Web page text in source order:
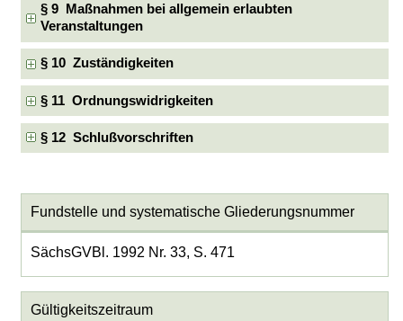
§ 9 Maßnahmen bei allgemein erlaubten
Veranstaltungen
§ 10 Zuständigkeiten
§ 11 Ordnungswidrigkeiten
§ 12 Schlußvorschriften
Fundstelle und systematische Gliederungsnummer
SächsGVBl. 1992 Nr. 33, S. 471
Gültigkeitszeitraum